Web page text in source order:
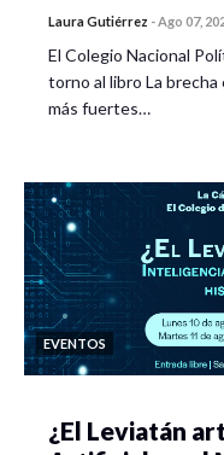
Laura Gutiérrez -Ago 07,
El Colegio Nacional
torno al libro La
más fuertes…
EVENTOS
¿El Leviatán